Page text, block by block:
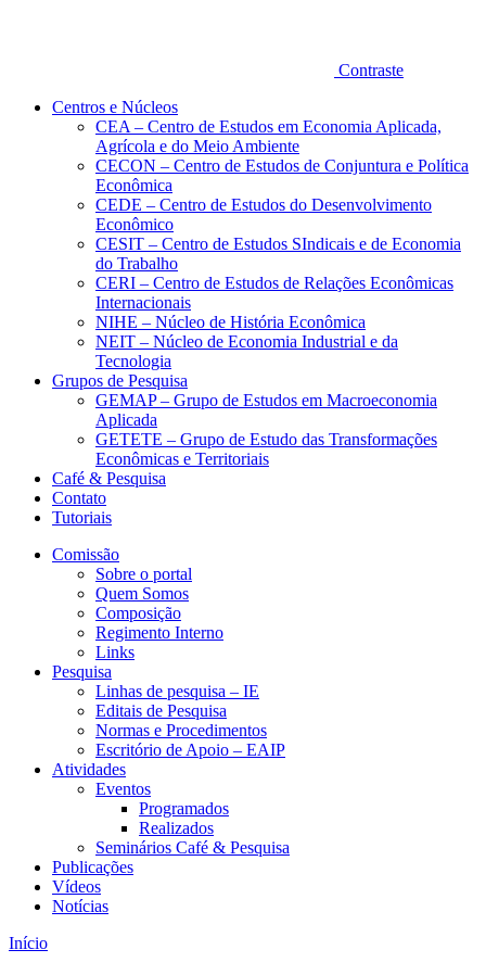
Contraste
Centros e Núcleos
CEA – Centro de Estudos em Economia Aplicada,
Agrícola e do Meio Ambiente
CECON – Centro de Estudos de Conjuntura e Política
Econômica
CEDE – Centro de Estudos do Desenvolvimento
Econômico
CESIT – Centro de Estudos SIndicais e de Economia
do Trabalho
CERI – Centro de Estudos de Relações Econômicas
Internacionais
NIHE – Núcleo de História Econômica
NEIT – Núcleo de Economia Industrial e da
Tecnologia
Grupos de Pesquisa
GEMAP – Grupo de Estudos em Macroeconomia
Aplicada
GETETE – Grupo de Estudo das Transformações
Econômicas e Territoriais
Café & Pesquisa
Contato
Tutoriais
Comissão
Sobre o portal
Quem Somos
Composição
Regimento Interno
Links
Pesquisa
Linhas de pesquisa – IE
Editais de Pesquisa
Normas e Procedimentos
Escritório de Apoio – EAIP
Atividades
Eventos
Programados
Realizados
Seminários Café & Pesquisa
Publicações
Vídeos
Notícias
Início